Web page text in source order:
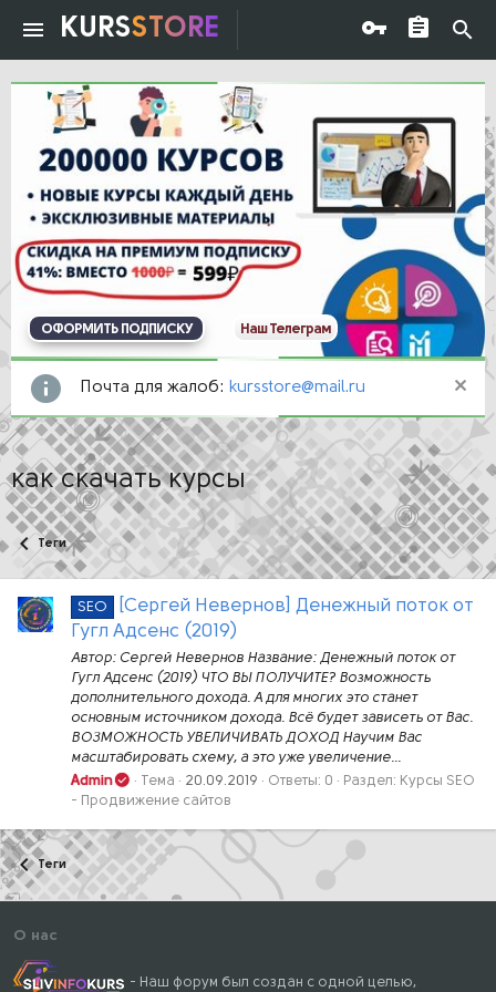
KURSSTORE
ОФОРМИТЬ ПОДПИСКУ Наш Телеграм
Почта для жалоб: kursstore@mail.ru
как скачать курсы
Теги
SEO
[Сергей Невернов] Денежный поток от
Гугл Адсенс (2019)
Автор: Сергей Невернов Название: Денежный поток от
Гугл Адсенс (2019) ЧТО ВЫ ПОЛУЧИТЕ? Возможность
дополнительного дохода. А для многих это станет
основным источником дохода. Всё будет зависеть от Вас.
ВОЗМОЖНОСТЬ УВЕЛИЧИВАТЬ ДОХОД Научим Вас
масштабировать схему, а это уже увеличение...
Admin
Тема 20.09.2019 Ответы: 0 Раздел: Курсы SEO
- Продвижение сайтов
Теги
О нас
- Наш форум был создан с одной целью,